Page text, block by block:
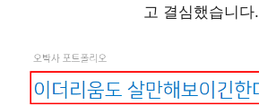
고 결심했습니다.